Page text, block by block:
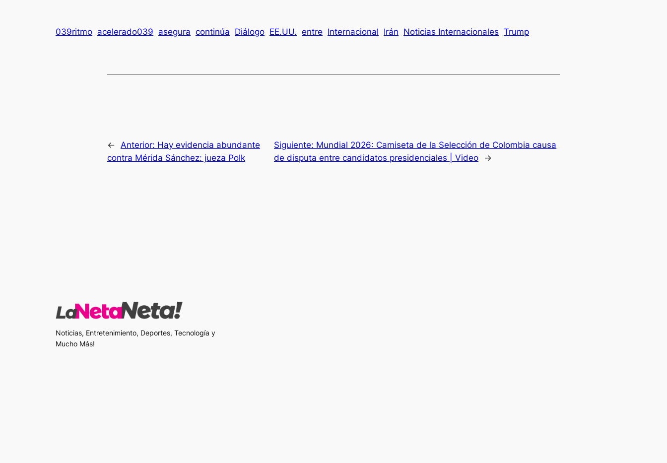
039ritmo acelerado039 asegura continúa Diálogo EE.UU. entre Internacional Irán Noticias Internacionales Trump
← Anterior: Hay evidencia abundante
contra Mérida Sánchez: jueza Polk
Siguiente: Mundial 2026: Camiseta de la Selección de Colombia causa
de disputa entre candidatos presidenciales | Video
→
Noticias, Entretenimiento, Deportes, Tecnología y
Mucho Más!